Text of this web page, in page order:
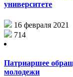
университете
16 февраля 2021
714
Патриаршее
молодежи